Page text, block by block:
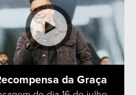
da Graça